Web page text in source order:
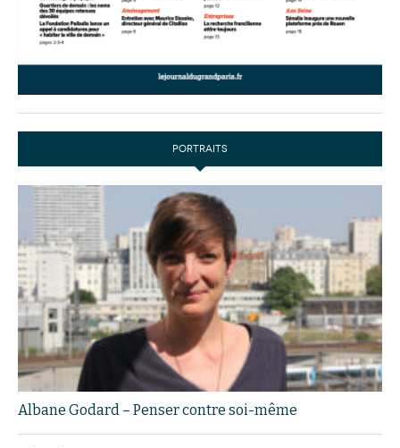
PORTRAITS
Albane Godard – Penser contre soi-même